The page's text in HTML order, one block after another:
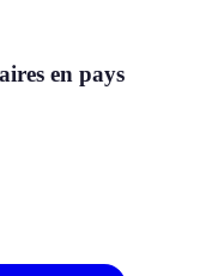
en pays